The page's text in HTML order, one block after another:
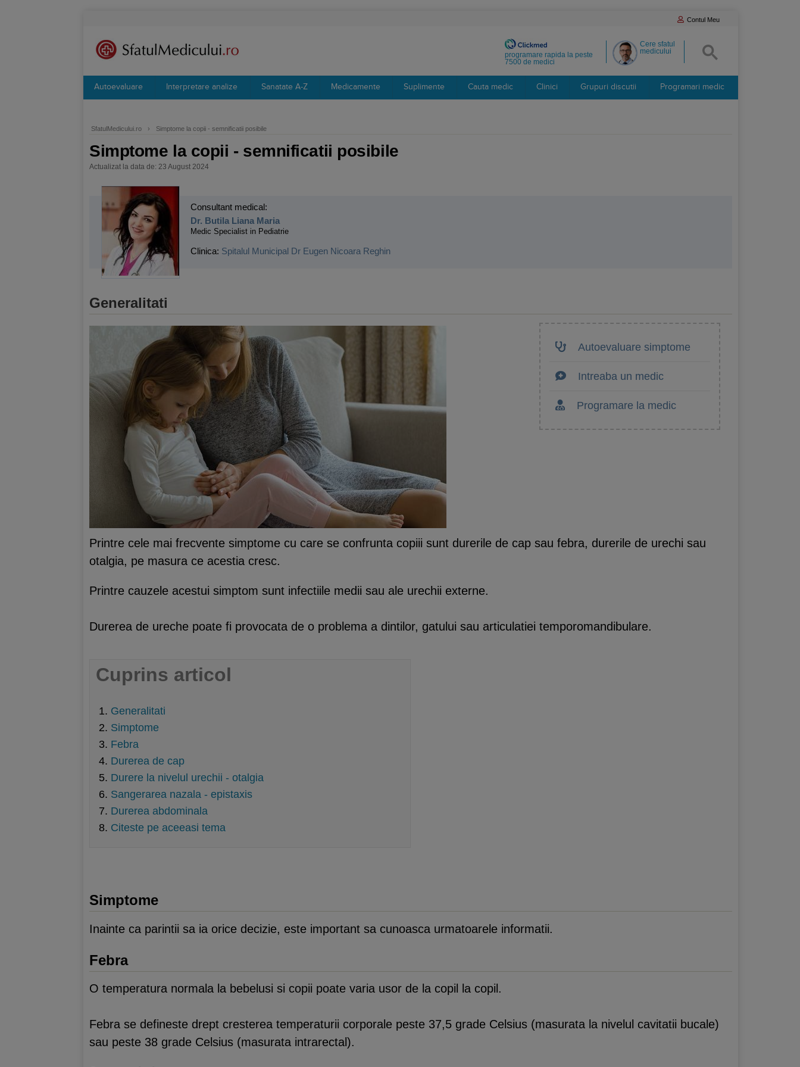
Contul Meu
Cere sfatul
medicului
programare rapida la peste
7500 de medici
Autoevaluare Interpretare analize Sanatate A-Z Medicamente Suplimente Cauta medic Clinici Grupuri discutii Programari medic
SfatulMedicului.ro › Simptome la copii - semnificatii posibile
Simptome la copii - semnificatii posibile
Actualizat la data de: 23 August 2024
Consultant medical:
Dr. Butila Liana Maria
Medic Specialist in Pediatrie
Clinica: Spitalul Municipal Dr Eugen Nicoara Reghin
Generalitati
Autoevaluare simptome
Intreaba un medic
Programare la medic
Printre cele mai frecvente simptome cu care se confrunta copiii sunt durerile de cap sau febra, durerile de urechi sau
otalgia, pe masura ce acestia cresc.
Printre cauzele acestui simptom sunt infectiile medii sau ale urechii externe.
Durerea de ureche poate fi provocata de o problema a dintilor, gatului sau articulatiei temporomandibulare.
Cuprins articol
Generalitati
Simptome
Febra
Durerea de cap
Durere la nivelul urechii - otalgia
Sangerarea nazala - epistaxis
Durerea abdominala
Citeste pe aceeasi tema
Simptome
Inainte ca parintii sa ia orice decizie, este important sa cunoasca urmatoarele informatii.
Febra
O temperatura normala la bebelusi si copii poate varia usor de la copil la copil.
Febra se defineste drept cresterea temperaturii corporale peste 37,5 grade Celsius (masurata la nivelul cavitatii bucale)
sau peste 38 grade Celsius (masurata intrarectal).